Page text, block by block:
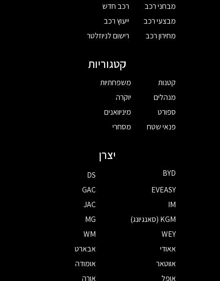
מבחני רכב
מבצעי רכב
מחירון רכב
רכב חדש
ייעוץ רכב
רישום לניוזלטר
קטגוריות
קטנות
מנהלים
ספורט
פנאי שטח
משפחתיות
יוקרה
מיניוואנים
מסחרי
יצרן
BYD
DS
EVEASY
GAC
IM
JAC
KGM (סאנגיונג)
MG
WEY
WM
אאודי
אבארט
אווטאר
אומודה
אופל
אורה